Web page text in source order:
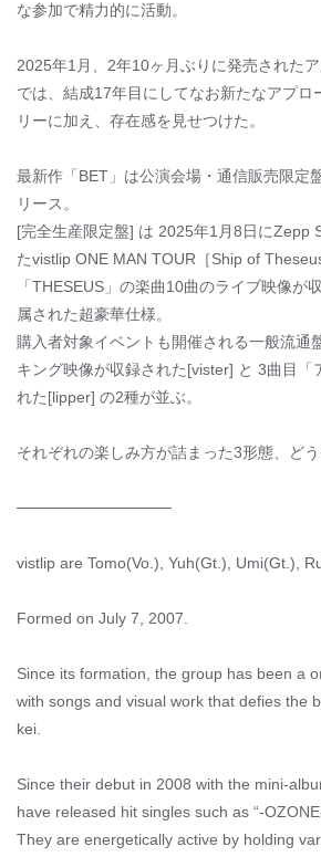
な参加で精力的に活動。
2025年1月、2年10ヶ月ぶりに発売されたア
では、結成17年目にしてなお新たなアプロ
リーに加え、存在感を見せつけた。
最新作「BET」は公演会場・通信販売限定
リース。
[完全生産限定盤] は 2025年1月8日にZepp
たvistlip ONE MAN TOUR［Ship of
「THESEUS」の楽曲10曲のライブ映像が
属された超豪華仕様。
購入者対象イベントも開催される一般流通
キング映像が収録された[vister] と 3曲目「
れた[lipper] の2種が並ぶ。
それぞれの楽しみ方が詰まった3形態、どう
──────────────
vistlip are Tomo(Vo.), Yuh(Gt.), Umi(Gt.),
Formed on July 7, 2007.
Since its formation, the group has been a
with songs and visual work that defies the
kei.
Since their debut in 2008 with the mini-
have released hit singles such as “-
They are energetically active by holding